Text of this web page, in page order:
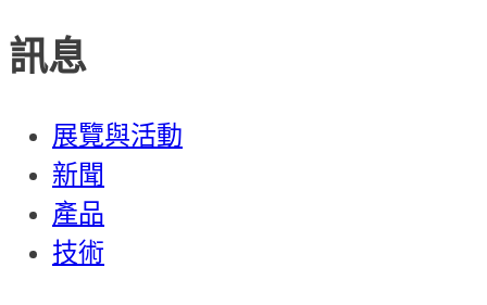
訊息
展覽與活動
新聞
產品
技術